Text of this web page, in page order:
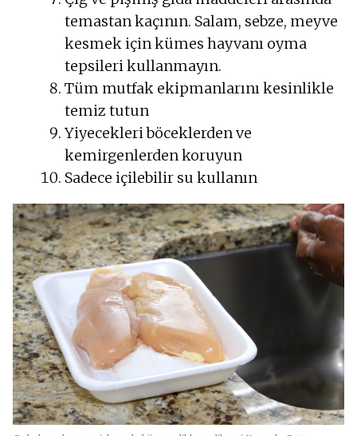
temastan kaçının. Salam, sebze, meyve
kesmek için kümes hayvanı oyma
tepsileri kullanmayın.
Tüm mutfak ekipmanlarını kesinlikle
temiz tutun
Yiyecekleri böceklerden ve
kemirgenlerden koruyun
Sadece içilebilir su kullanın